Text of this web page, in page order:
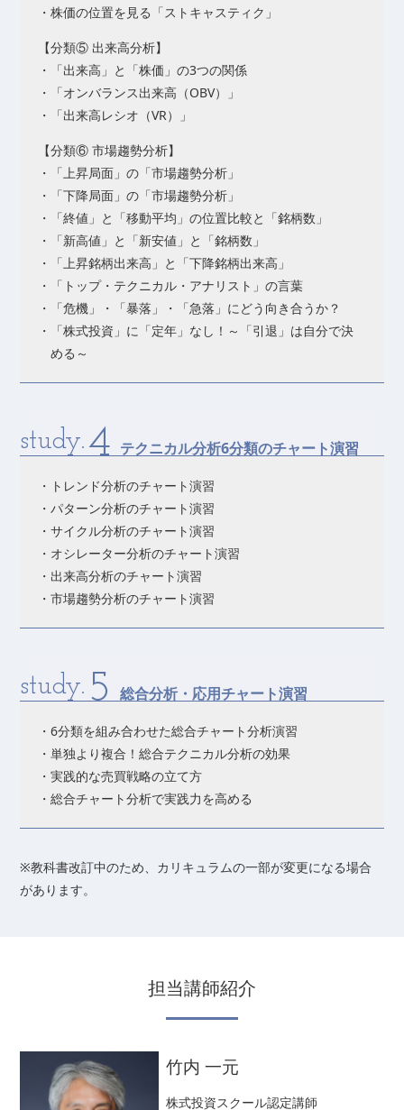
・株価の位置を見る「ストキャスティク」
【分類⑤ 出来高分析】
・「出来高」と「株価」の3つの関係
・「オンバランス出来高（OBV）」
・「出来高レシオ（VR）」
【分類⑥ 市場趨勢分析】
・「上昇局面」の「市場趨勢分析」
・「下降局面」の「市場趨勢分析」
・「終値」と「移動平均」の位置比較と「銘柄数」
・「新高値」と「新安値」と「銘柄数」
・「上昇銘柄出来高」と「下降銘柄出来高」
・「トップ・テクニカル・アナリスト」の言葉
・「危機」・「暴落」・「急落」にどう向き合うか？
・「株式投資」に「定年」なし！～「引退」は自分で決
める～
study.4 テクニカル分析6分類のチャート演習
・トレンド分析のチャート演習
・パターン分析のチャート演習
・サイクル分析のチャート演習
・オシレーター分析のチャート演習
・出来高分析のチャート演習
・市場趨勢分析のチャート演習
study.5 総合分析・応用チャート演習
・6分類を組み合わせた総合チャート分析演習
・単独より複合！総合テクニカル分析の効果
・実践的な売買戦略の立て方
・総合チャート分析で実践力を高める
※教科書改訂中のため、カリキュラムの一部が変更になる場合
があります。
担当講師紹介
竹内 一元
株式投資スクール認定講師